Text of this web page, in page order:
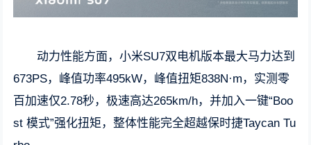
动力性能方面，小米SU7双电机版本最大马力达到
673PS，峰值功率495kW，峰值扭矩838N·m，实测零
百加速仅2.78秒，极速高达265km/h，并加入一键“Boo
st 模式”强化扭矩，整体性能完全超越保时捷Taycan Tu